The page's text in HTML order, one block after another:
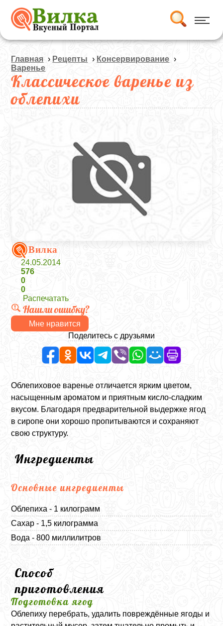
Главная › Рецепты › Консервирование ›
Варенье
Классическое варенье из
облепихи
Вилка
24.05.2014
576
0
0
Распечатать
Нашли ошибку?
Мне нравится
Поделитесь с друзьями
Облепиховое варенье отличается ярким цветом,
насыщенным ароматом и приятным кисло-сладким
вкусом. Благодаря предварительной выдержке ягод
в сиропе они хорошо пропитываются и сохраняют
свою структуру.
Ингредиенты
Основные ингредиенты
Облепиха - 1 килограмм
Сахар - 1,5 килограмма
Вода - 800 миллилитров
Способ
приготовления
Подготовка ягод
Облепиху перебрать, удалить повреждённые ягоды и